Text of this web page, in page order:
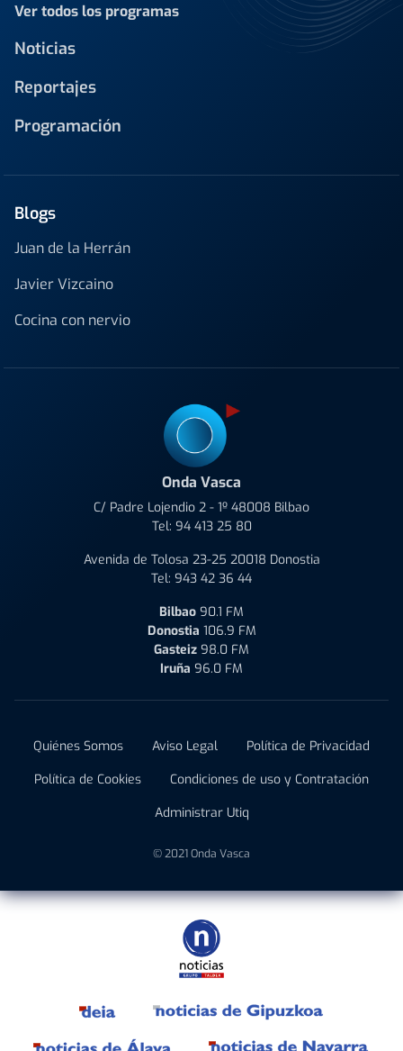
Ver todos los programas
Noticias
Reportajes
Programación
Blogs
Juan de la Herrán
Javier Vizcaino
Cocina con nervio
Onda Vasca
C/ Padre Lojendio 2 - 1º 48008 Bilbao
Tel: 94 413 25 80
Avenida de Tolosa 23-25 20018 Donostia
Tel: 943 42 36 44
Bilbao 90.1 FM
Donostia 106.9 FM
Gasteiz 98.0 FM
Iruña 96.0 FM
Quiénes Somos Aviso Legal
Política de Privacidad
Política de Cookies
Condiciones de uso y Contratación
Administrar Utiq
© 2021 Onda Vasca